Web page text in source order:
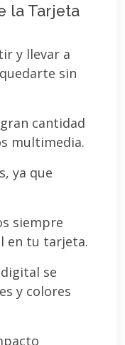
la Tarjeta
y llevar a
sin
cantidad
multimedia.
ya que
siempre
en tu tarjeta.
se
y colores